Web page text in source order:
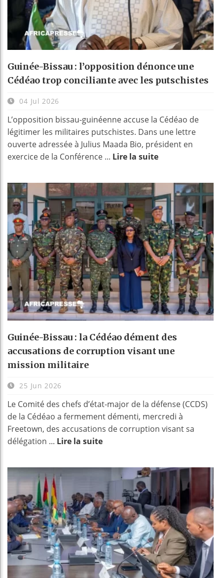
Guinée-Bissau : l’opposition dénonce une
Cédéao trop conciliante avec les putschistes
04 Jul 2026
L’opposition bissau-guinéenne accuse la Cédéao de
légitimer les militaires putschistes. Dans une lettre
ouverte adressée à Julius Maada Bio, président en
exercice de la Conférence ... Lire la suite
Guinée-Bissau : la Cédéao dément des
accusations de corruption visant une
mission militaire
25 Jun 2026
Le Comité des chefs d’état-major de la défense (CCDS)
de la Cédéao a fermement démenti, mercredi à
Freetown, des accusations de corruption visant sa
délégation ... Lire la suite